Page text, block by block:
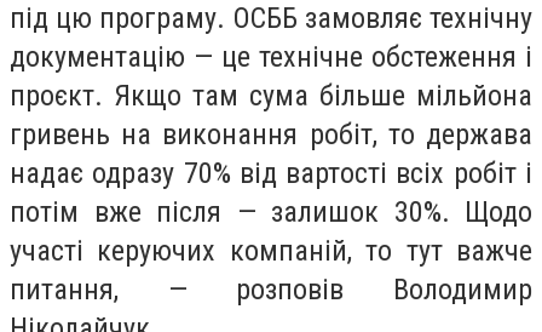
під цю програму. ОСББ замовляє технічну
документацію — це технічне обстеження і
проєкт. Якщо там сума більше мільйона
гривень на виконання робіт, то держава
надає одразу 70% від вартості всіх робіт і
потім вже після — залишок 30%. Щодо
участі керуючих компаній, то тут важче
питання, — розповів Володимир